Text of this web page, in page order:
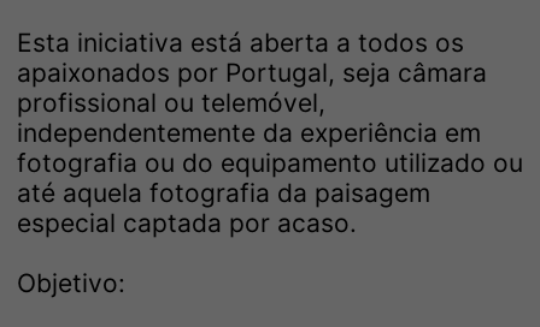
Esta iniciativa está aberta a todos os
apaixonados por Portugal, seja câmara
profissional ou telemóvel,
independentemente da experiência em
fotografia ou do equipamento utilizado ou
até aquela fotografia da paisagem
especial captada por acaso.
Objetivo: